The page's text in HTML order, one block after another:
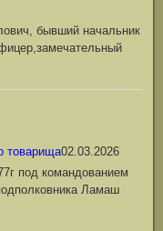
бывший начальник
товарища02.03.2026
под командованием
Ламаш